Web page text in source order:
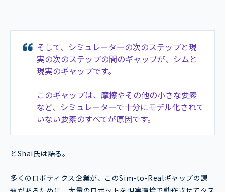
そして、シミュレーターの次のステップと現
実の次のステップの間のギャップが、シムと
現実のギャップです。
このギャップは、摩擦やその他の小さな要素
など、シミュレーターで十分にモデル化されて
いない要素のすべてが原因です。
とShai氏は語る。
多くのロボティクス企業が、このSim-to-Realギャップの課